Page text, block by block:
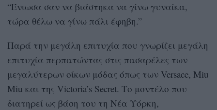
“Ένιωσα σαν να βιάστηκα να γίνω γυναίκα,
τώρα θέλω να γίνω πάλι έφηβη.”
Παρά την μεγάλη επιτυχία που γνωρίζει μεγάλη
επιτυχία περπατώντας στις πασαρέλες των
μεγαλύτερων οίκων μόδας όπως των Versace, Miu
Miu και της Victoria’s Secret. Το μοντέλο που
διατηρεί ως βάση του τη Νέα Υόρκη,